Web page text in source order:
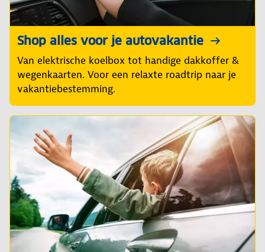
Shop alles voor je autovakantie
Van elektrische koelbox tot handige dakkoffer &
wegenkaarten. Voor een relaxte roadtrip naar je
vakantiebestemming.